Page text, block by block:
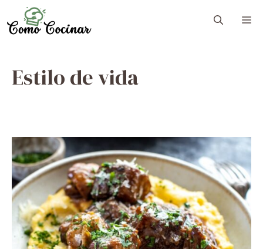
to
content
Estilo de vida